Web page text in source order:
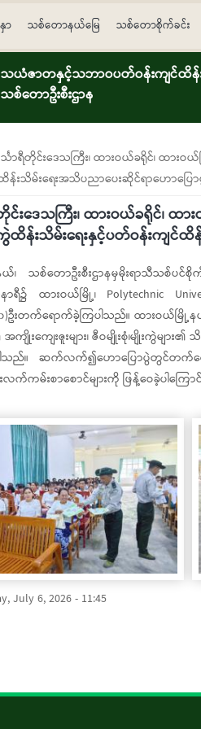
ာ သစ်တောနယ်မြေ သစ်တောစိုက်ခင်း
သယံဇာတနှင့်သဘာဝပတ်ဝန်းကျင်ထိန်းသိ
သစ်တောဦးစီးဌာန
ာရီတိုင်းဒေသကြီး၊ ထားဝယ်ခရိုင်၊ ထားဝ
းသိမ်းရေးအသိပညာပေးဆိုင်ရာဟောပြော
းဒေသကြီး၊ ထားဝယ်ခရိုင်၊ ထာ
ကွဲထိန်းသိမ်းရေးနှင့်ပတ်ဝန်းကျင်
၊ သစ်တောဦးစီးဌာနမှမိုးရာသီသစ်ပင်စိုက်
ရီ၌ ထားဝယ်မြို့၊ Polytechnic
၀)ဦးတက်ရောက်ခဲ့ကြပါသည်။ ထားဝယ်မြို့န
ကျိုးကျေးဇူးများ၊ ဇီဝမျိုးစုံ၊မျိုးကွဲမ
ါသည်။ ဆက်လက်၍ဟောပြောပွဲတွင်တက်ရေ
ကမ်းစာစောင်များကို ဖြန့်ဝေခဲ့ပါကြေ
July 6, 2026 - 11:45